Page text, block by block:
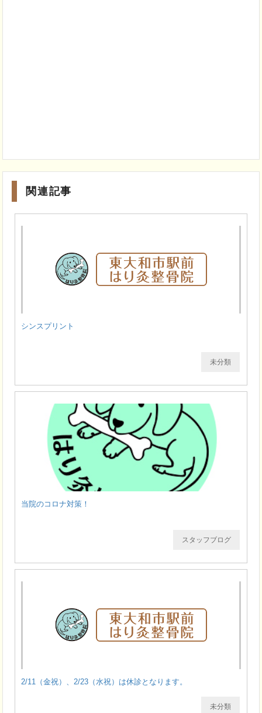
関連記事
シンスプリント
未分類
当院のコロナ対策！
スタッフブログ
2/11（金祝）、2/23（水祝）は休診となります。
未分類